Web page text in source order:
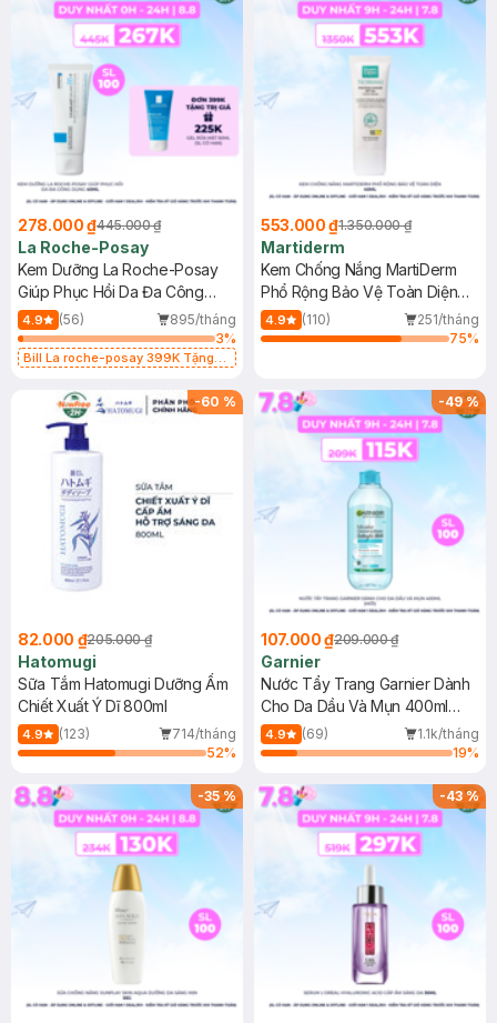
278.000 ₫445.000 ₫
La Roche-Posay
Kem Dưỡng La Roche-Posay
Giúp Phục Hồi Da Đa Công
Dụng 40ml
4.9 (56)
895/tháng
3%
Bill La roche-posay 399K Tặng
(SL có hạn)
553.000 ₫1.350.000 ₫
Martiderm
Kem Chống Nắng MartiDerm
Phổ Rộng Bảo Vệ Toàn Diện
40ml
4.9 (110)
251/tháng
75%
-60 %
82.000 ₫205.000 ₫
Hatomugi
Sữa Tắm Hatomugi Dưỡng Ẩm
Chiết Xuất Ý Dĩ 800ml
4.9 (123)
714/tháng
52%
-49%
107.000 ₫209.000 ₫
Garnier
Nước Tẩy Trang Garnier Dành
Cho Da Dầu Và Mụn 400ml
(Mới)
4.9 (69)
1.1k/tháng
19%
-35% -43%